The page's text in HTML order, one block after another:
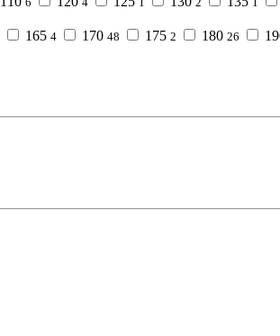
165 4 170 48 175 2 180 26